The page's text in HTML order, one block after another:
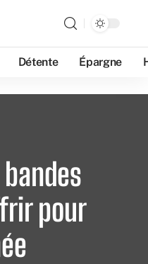
Détente Épargne
pour